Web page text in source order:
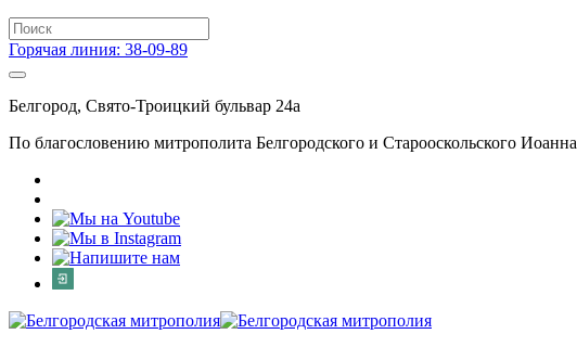
Горячая линия: 38-09-89
Белгород, Свято-Троицкий бульвар 24а
По благословению митрополита Белгородского и Старооскольского Иоанна